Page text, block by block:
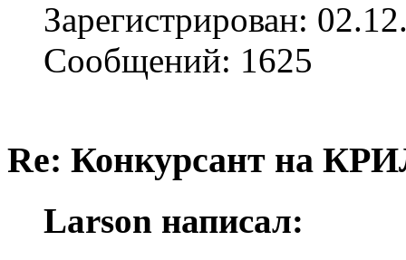
Зарегистрирован:
Сообщений: 1625
Re: Конкурсант на
Larson написал: